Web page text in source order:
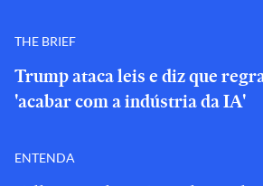
THE BRIEF
Trump ataca leis e diz que
'acabar com a indústria da IA'
ENTENDA